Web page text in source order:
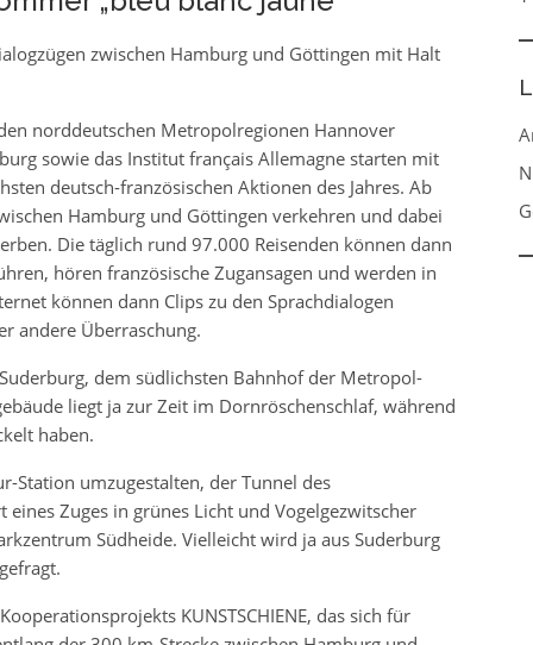
zwischen Hamburg und Göttingen mit Halt
norddeutschen Metropolregionen Hannover
sowie das Institut français Allemagne starten mit
deutsch-französischen Aktionen des Jahres. Ab
Hamburg und Göttingen verkehren und dabei
Die täglich rund 97.000 Reisenden können dann
hören französische Zugansagen und werden in
können dann Clips zu den Sprachdialogen
andere Überraschung.
dem südlichsten Bahnhof der Metropol-
liegt ja zur Zeit im Dornröschenschlaf, während
haben.
Station umzugestalten, der Tunnel des
Zuges in grünes Licht und Vogelgezwitscher
Südheide. Vielleicht wird ja aus Suderburg
KUNSTSCHIENE, das sich für